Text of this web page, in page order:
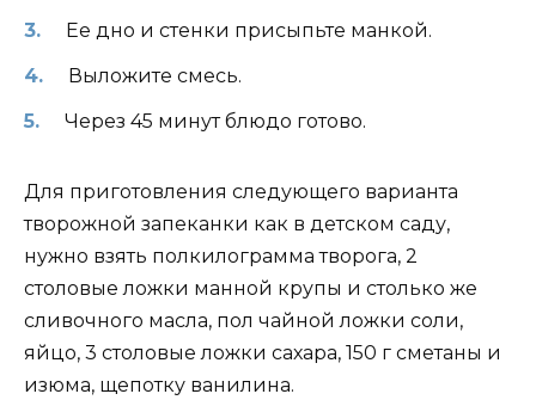
Ее дно и стенки присыпьте манкой.
Выложите смесь.
Через 45 минут блюдо готово.
Для приготовления следующего варианта
творожной запеканки как в детском саду,
нужно взять полкилограмма творога, 2
столовые ложки манной крупы и столько же
сливочного масла, пол чайной ложки соли,
яйцо, 3 столовые ложки сахара, 150 г сметаны и
изюма, щепотку ванилина.